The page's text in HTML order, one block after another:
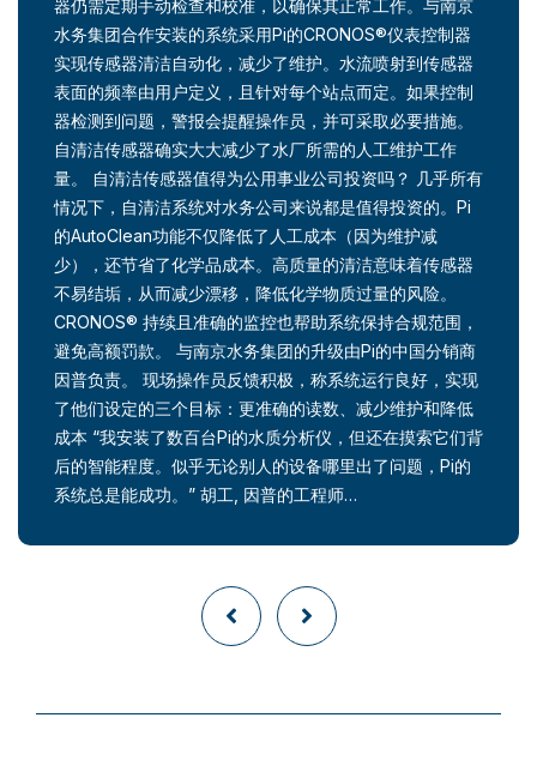
器仍需定期手动检查和校准，以确保其正常工作。与南京
水务集团合作安装的系统采用Pi的CRONOS®仪表控制器
实现传感器清洁自动化，减少了维护。水流喷射到传感器
表面的频率由用户定义，且针对每个站点而定。如果控制
器检测到问题，警报会提醒操作员，并可采取必要措施。
自清洁传感器确实大大减少了水厂所需的人工维护工作
量。 自清洁传感器值得为公用事业公司投资吗？ 几乎所有
情况下，自清洁系统对水务公司来说都是值得投资的。Pi
的AutoClean功能不仅降低了人工成本（因为维护减
少），还节省了化学品成本。高质量的清洁意味着传感器
不易结垢，从而减少漂移，降低化学物质过量的风险。
CRONOS® 持续且准确的监控也帮助系统保持合规范围，
避免高额罚款。 与南京水务集团的升级由Pi的中国分销商
因普负责。 现场操作员反馈积极，称系统运行良好，实现
了他们设定的三个目标：更准确的读数、减少维护和降低
成本 “我安装了数百台Pi的水质分析仪，但还在摸索它们背
后的智能程度。似乎无论别人的设备哪里出了问题，Pi的
系统总是能成功。” 胡工, 因普的工程师…